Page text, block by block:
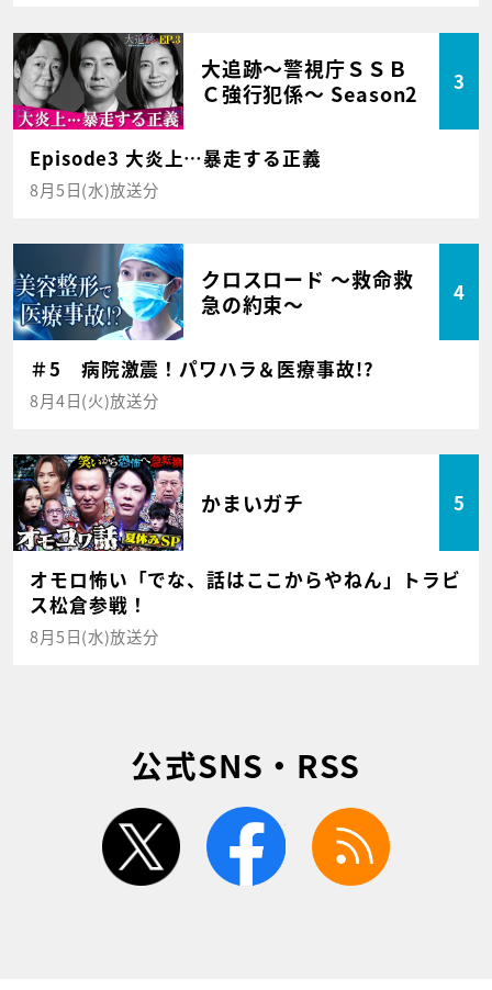
大追跡～警視庁ＳＳＢ
Ｃ強行犯係～ Season2
3
Episode3 大炎上…暴走する正義
8月5日(水)放送分
クロスロード ～救命救
急の約束～
4
＃5 病院激震！パワハラ＆医療事故!?
8月4日(火)放送分
かまいガチ 5
オモロ怖い「でな、話はここからやねん」トラビ
ス松倉参戦！
8月5日(水)放送分
公式SNS・RSS
twitter facebook